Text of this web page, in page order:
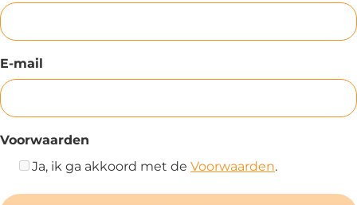
E-mail
Voorwaarden
Ja, ik ga akkoord met de Voorwaarden.